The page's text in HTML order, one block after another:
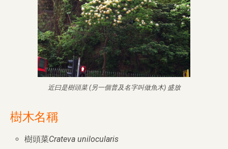
近曰是樹頭菜 (另一個普及名字叫做魚木) 盛放
樹木名稱
樹頭菜Crateva unilocularis